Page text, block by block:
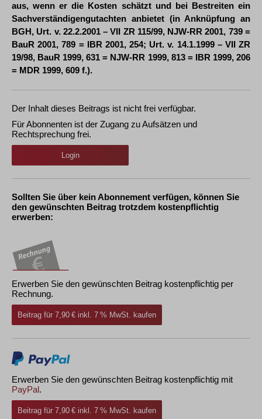
aus, wenn er die Kosten schätzt und bei Bestreiten ein
Sachverständigengutachten anbietet (in Anknüpfung an
BGH, Urt. v. 22.2.2001 – VII ZR 115/99, NJW-RR 2001, 739 =
BauR 2001, 789 = IBR 2001, 254; Urt. v. 14.1.1999 – VII ZR
19/98, BauR 1999, 631 = NJW-RR 1999, 813 = IBR 1999, 206
= MDR 1999, 609 f.).
Der Inhalt dieses Beitrags ist nicht frei verfügbar.
Für Abonnenten ist der Zugang zu Aufsätzen und
Rechtsprechung frei.
Login
Sollten Sie über kein Abonnement verfügen, können Sie
den gewünschten Beitrag trotzdem kostenpflichtig
erwerben:
Erwerben Sie den gewünschten Beitrag kostenpflichtig per
Rechnung.
Beitrag für 7,90 € inkl. 7 % MwSt. kaufen
Erwerben Sie den gewünschten Beitrag kostenpflichtig mit
PayPal.
Beitrag für 7,90 € inkl. 7 % MwSt. kaufen